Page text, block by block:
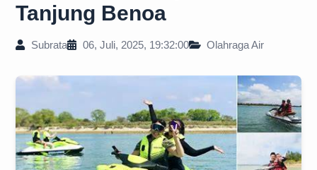
Tanjung Benoa
Subrata 06, Juli, 2025, 19:32:00 Olahraga Air